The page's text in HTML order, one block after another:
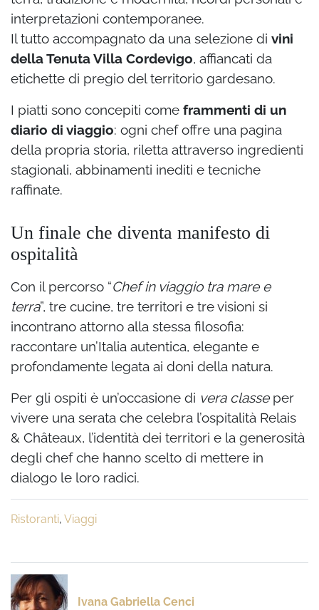
interpretazioni contemporanee.
Il tutto accompagnato da una selezione di vini
della Tenuta Villa Cordevigo, affiancati da
etichette di pregio del territorio gardesano.
I piatti sono concepiti come frammenti di un
diario di viaggio: ogni chef offre una pagina
della propria storia, riletta attraverso ingredienti
stagionali, abbinamenti inediti e tecniche
raffinate.
Un finale che diventa manifesto di
ospitalità
Con il percorso “Chef in viaggio tra mare e
terra”, tre cucine, tre territori e tre visioni si
incontrano attorno alla stessa filosofia:
raccontare un’Italia autentica, elegante e
profondamente legata ai doni della natura.
Per gli ospiti è un’occasione di vera classeper
vivere una serata che celebra l’ospitalità Relais
& Châteaux, l’identità dei territori e la generosità
degli chef che hanno scelto di mettere in
dialogo le loro radici.
Ristoranti, Viaggi
Ivana Gabriella Cenci